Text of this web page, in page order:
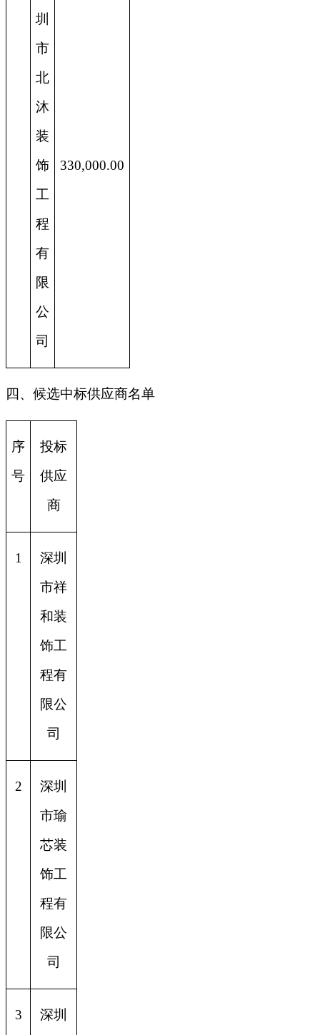
圳
市
北
沐
装
饰
工
程
有
限
公
司
330,000.00
四、候选中标供应商名单
序
号
投标
供应
商
1
深圳
市祥
和装
饰工
程有
限公
司
2
深圳
市瑜
芯装
饰工
程有
限公
司
3
深圳